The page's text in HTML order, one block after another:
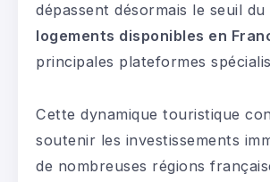
dépassent désormais le seuil du
logements disponibles en
principales plateformes
Cette dynamique touristique
soutenir les investissements
de nombreuses régions